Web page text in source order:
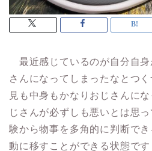
最近感じているのが自分自身
さんになってしまったなとつ
見も中身もかなりおじさんに
じさんが必ずしも悪いとは思
験から物事を多角的に判断で
動に移すことができる状態で